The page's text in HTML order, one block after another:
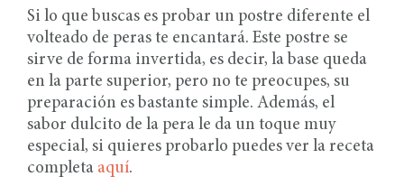
Si lo que buscas es probar un postre diferente el
volteado de peras te encantará. Este postre se
sirve de forma invertida, es decir, la base queda
en la parte superior, pero no te preocupes, su
preparación es bastante simple. Además, el
sabor dulcito de la pera le da un toque muy
especial, si quieres probarlo puedes ver la receta
completa aquí.